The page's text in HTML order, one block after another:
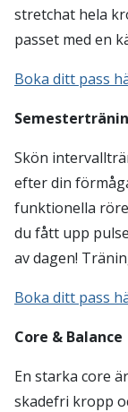
stretchat hela
passet med en
Boka ditt pass
Skön
efter din
funktionella
du fått upp
av dagen!
Boka ditt pass
Core & Balance
En starka core
skadefri kropp